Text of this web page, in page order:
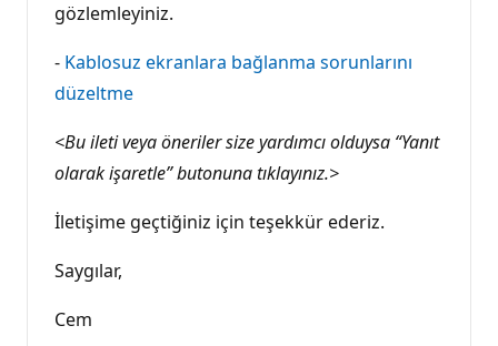
gözlemleyiniz.
- Kablosuz ekranlara bağlanma sorunlarını
düzeltme
<Bu ileti veya öneriler size yardımcı olduysa “Yanıt
olarak işaretle” butonuna tıklayınız.>
İletişime geçtiğiniz için teşekkür ederiz.
Saygılar,
Cem